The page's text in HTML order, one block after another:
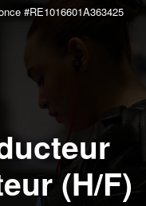
#RE1016601A363425
(H/F)